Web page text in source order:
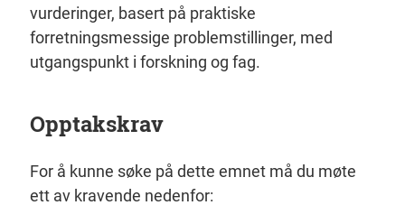
vurderinger, basert på praktiske
forretningsmessige problemstillinger, med
utgangspunkt i forskning og fag.
Opptakskrav
For å kunne søke på dette emnet må du møte
ett av kravende nedenfor: